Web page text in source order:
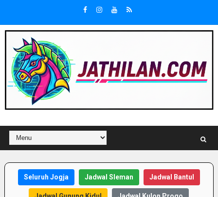
Seluruh Jogja Jadwal Sleman Jadwal Bantul